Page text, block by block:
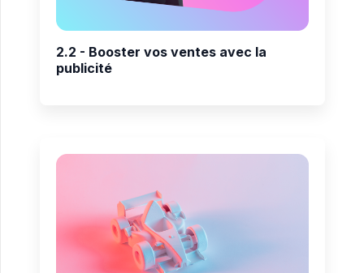
2.2 - Booster vos ventes avec la
publicité